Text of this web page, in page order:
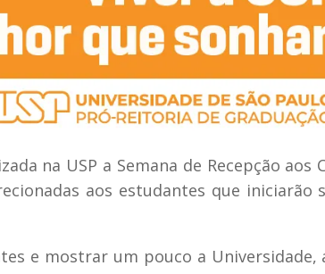
na USP a Semana de Recepção aos
aos estudantes que iniciarão
e mostrar um pouco a Universidade,